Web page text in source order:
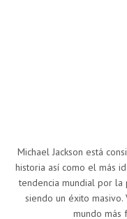
Michael Jackson está
historia así como el más
tendencia mundial por la
siendo un éxito
mundo más